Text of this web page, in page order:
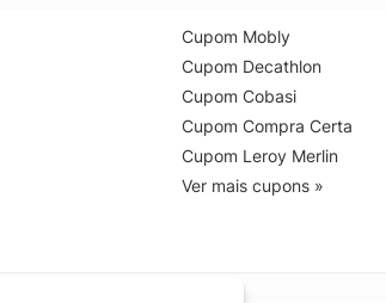
Cupom Mobly
Cupom Decathlon
Cupom Cobasi
Cupom Compra Certa
Cupom Leroy Merlin
Ver mais cupons »